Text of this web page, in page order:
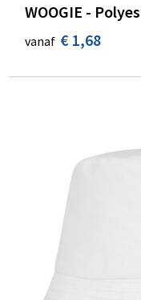
WOOGIE -
vanaf € 1,68